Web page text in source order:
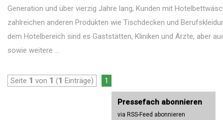
Generation und über vierzig Jahre lang, Kunden mit
zahlreichen anderen Produkten wie Tischdecken und
dem Hotelbereich sind es Gaststätten, Kliniken und Ärzte, aber
sowie weitere ...
Seite 1 von 1 (1 Einträge) 1
Pressefach abonnieren
via RSS-Feed abonnieren